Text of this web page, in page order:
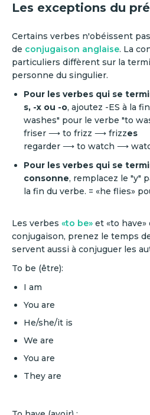
Les exceptions du
Certains verbes n'obéissent
de conjugaison anglaise. La
particuliers diffèrent sur la
personne du singulier.
Pour les verbes qui se
s, -x ou -o, ajoutez -ES à la
washes" pour le verbe "to
friser ⟶ to frizz ⟶ frizzes
regarder ⟶ to watch ⟶
Pour les verbes qui se
consonne, remplacez le "y"
la fin du verbe. = «he flies»
Les verbes «to be» et «to
conjugaison, prenez le temps
servent aussi à conjuguer les
To be (être):
I am
You are
He/she/it is
We are
You are
They are